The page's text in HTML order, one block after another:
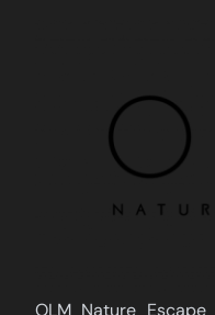
OLM Nature